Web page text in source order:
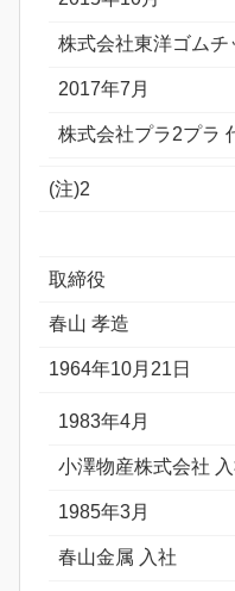
株式会社東洋ゴムチ
2017年7月
株式会社プラ2プラ
(注)2
取締役
春山 孝造
1964年10月21日
1983年4月
小澤物産株式会社
1985年3月
春山金属 入社